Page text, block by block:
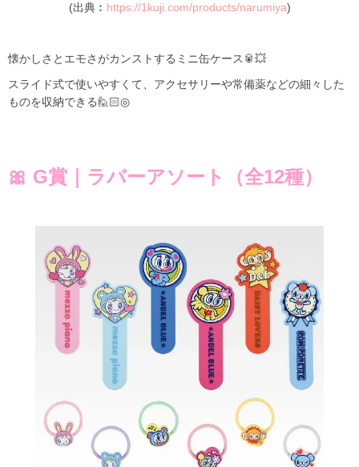
(出典︰ https://1kuji.com/products/narumiya)
懐かしさとエモさがカンストするミニ缶ケース🥫💥
スライド式で使いやすくて、アクセサリーや常備薬などの細々した
ものを収納できる🙋🏻️◎
🎀 G賞｜ラバーアソート（全12種）